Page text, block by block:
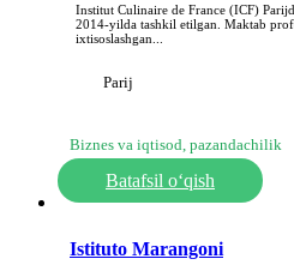
Institut Culinaire de France (ICF)
2014-yilda tashkil etilgan. Maktab
ixtisoslashgan...
Parij
Biznes va iqtisod, pazandachilik
Batafsil o‘qish
Istituto Marangoni